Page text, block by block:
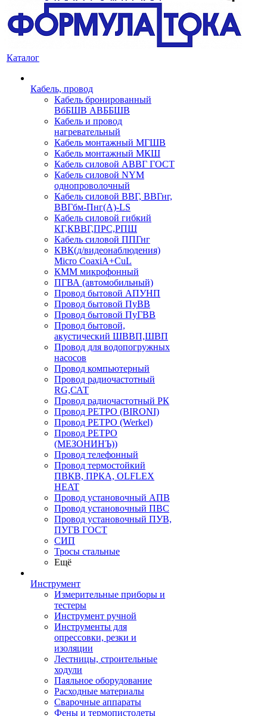
Каталог
Кабель, провод
Кабель бронированный
ВбБШВ АВББШВ
Кабель и провод
нагревательный
Кабель монтажный МГШВ
Кабель монтажный МКШ
Кабель силовой АВВГ ГОСТ
Кабель силовой NYM
однопроволочный
Кабель силовой ВВГ, ВВГнг,
ВВГбм-Пнг(А)-LS
Кабель силовой гибкий
КГ,КВВГ,ПРС,РПШ
Кабель силовой ППГнг
КВК(д/видеонаблюдения)
Micro CoaxiA+CuL
КММ микрофонный
ПГВА (автомобильный)
Провод бытовой АПУНП
Провод бытовой ПуВВ
Провод бытовой ПуГВВ
Провод бытовой,
акустический ШВВП,ШВП
Провод для водопогружных
насосов
Провод компьютерный
Провод радиочастотный
RG,САТ
Провод радиочастотный РК
Провод РЕТРО (BIRONI)
Провод РЕТРО (Werkel)
Провод РЕТРО
(МЕЗОНИНЪ))
Провод телефонный
Провод термостойкий
ПВКВ, ПРКА, OLFLEX
HEAT
Провод установочный АПВ
Провод установочный ПВС
Провод установочный ПУВ,
ПУГВ ГОСТ
СИП
Тросы стальные
Ещё
Инструмент
Измерительные приборы и
тестеры
Инструмент ручной
Инструменты для
опрессовки, резки и
изоляции
Лестницы, строительные
ходули
Паяльное оборудование
Расходные материалы
Сварочные аппараты
Фены и термопистолеты